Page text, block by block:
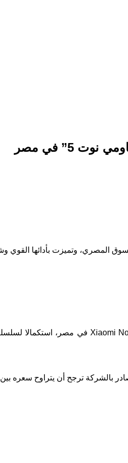
5” في مصر
و4,000 جنيها، أما عن مواصفات الهاتف فهي كالآتي: